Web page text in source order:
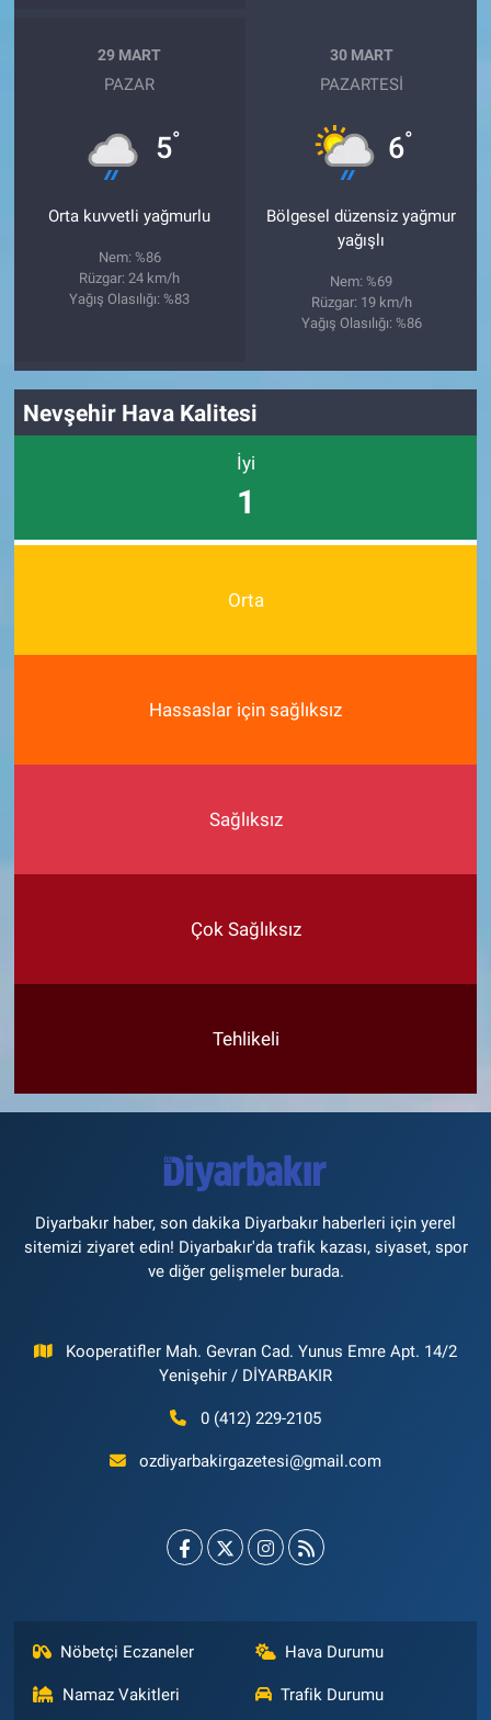
29 MART
PAZAR
5°
Orta kuvvetli yağmurlu
Nem: %86
Rüzgar: 24 km/h
Yağış Olasılığı: %83
30 MART
PAZARTESI
6°
Bölgesel düzensiz yağmur
yağışlı
Nem: %69
Rüzgar: 19 km/h
Yağış Olasılığı: %86
Nevşehir Hava Kalitesi
İyi
1
Orta
Hassaslar için sağlıksız
Sağlıksız
Çok Sağlıksız
Tehlikeli
Diyarbakır haber, son dakika Diyarbakır haberleri için yerel
sitemizi ziyaret edin! Diyarbakır'da trafik kazası, siyaset, spor
ve diğer gelişmeler burada.
Kooperatifler Mah. Gevran Cad. Yunus Emre Apt. 14/2
Yenişehir / DİYARBAKIR
0 (412) 229-2105
ozdiyarbakirgazetesi@gmail.com
Nöbetçi Eczaneler Hava Durumu
Namaz Vakitleri Trafik Durumu